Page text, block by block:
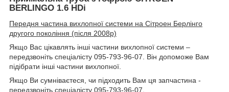
BERLINGO 1.6 HDi
Передня частина вихлопної системи на Сітроен Берлінго
другого покоління (після 2008р)
Якщо Вас цікавлять інші частини вихлопної системи –
передзвоніть спеціалісту 095-793-96-07. Він допоможе Вам
підібрати інші частини вихлопної.
Якщо Ви сумніваєтеся, чи підходить Вам ця запчастина -
передзвоніть спеціалісту 095-793-96-07.